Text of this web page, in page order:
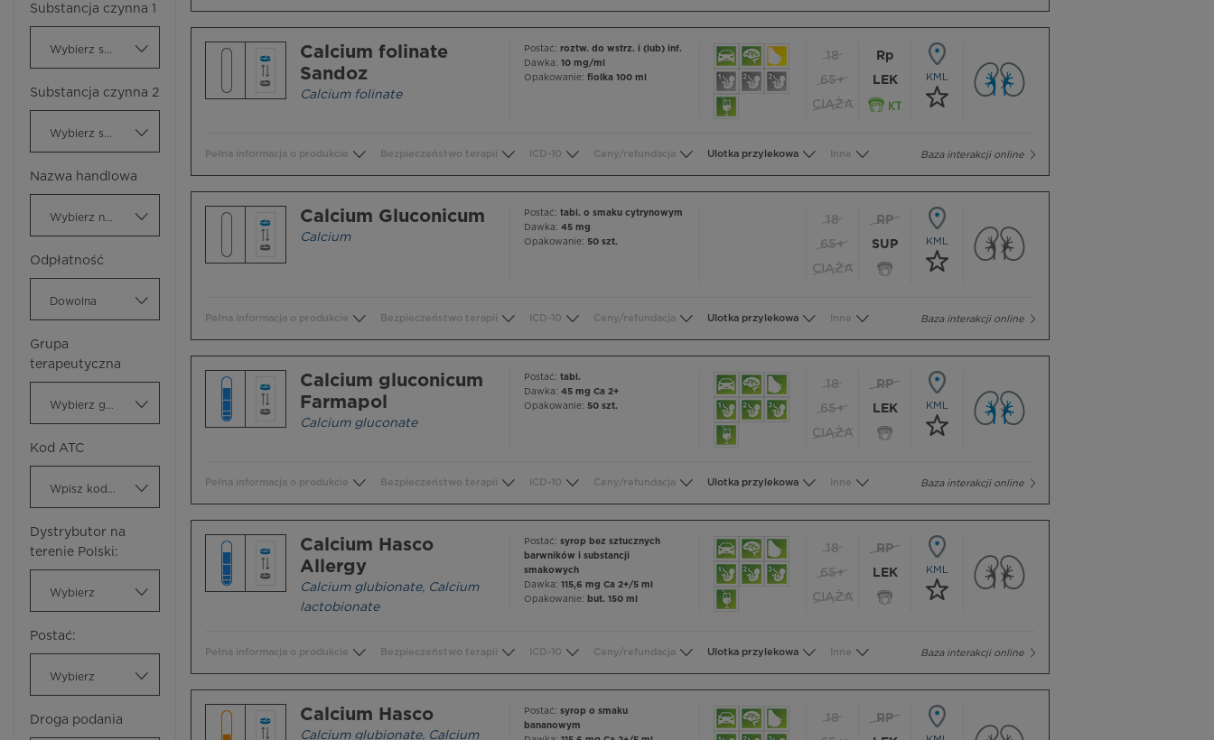
Substancja czynna 1
Substancja czynna 2
Nazwa handlowa
Odpłatność
Dowolna
Grupa
terapeutyczna
Kod ATC
Dystrybutor na
terenie Polski:
Wybierz
Postać:
Wybierz
Droga podania
Calcium folinate
Sandoz
Calcium folinate
Postać: roztw. do wstrz. i (lub) inf.
Dawka: 10 mg/ml
Opakowanie: fiolka 100 ml
18
65+
CIĄŻA
Rp
LEK
KML
Baza interakcji online
Pełna informacja o produkcie Bezpieczeństwo terapii ICD-10 Ceny/refundacja Ulotka przylekowa Inne
Calcium Gluconicum
Calcium
Postać: tabl. o smaku cytrynowym
Dawka: 45 mg
Opakowanie: 50 szt.
18
65+
CIĄŻA
RP
SUP
KML
Baza interakcji online
Pełna informacja o produkcie Bezpieczeństwo terapii ICD-10 Ceny/refundacja Ulotka przylekowa Inne
Calcium gluconicum
Farmapol
Calcium gluconate
Postać: tabl.
Dawka: 45 mg Ca 2+
Opakowanie: 50 szt.
18
65+
CIĄŻA
RP
LEK
KML
Baza interakcji online
Pełna informacja o produkcie Bezpieczeństwo terapii ICD-10 Ceny/refundacja Ulotka przylekowa Inne
Calcium Hasco
Allergy
Calcium glubionate, Calcium
lactobionate
Postać: syrop bez sztucznych
barwników i substancji
smakowych
Dawka: 115,6 mg Ca 2+/5 ml
Opakowanie: but. 150 ml
18
65+
CIĄŻA
RP
LEK
KML
Baza interakcji online
Pełna informacja o produkcie Bezpieczeństwo terapii ICD-10 Ceny/refundacja Ulotka przylekowa Inne
Calcium Hasco
Calcium glubionate, Calcium
Postać: syrop o smaku
bananowym
18
RP